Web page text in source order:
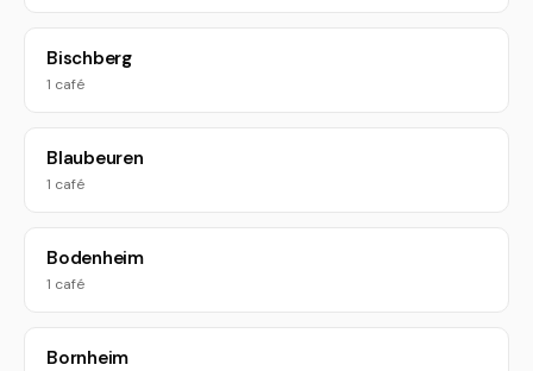
Bischberg
1 café
Blaubeuren
1 café
Bodenheim
1 café
Bornheim